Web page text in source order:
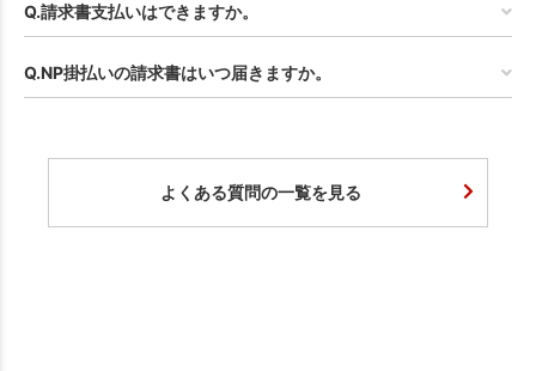
Q.請求書支払いはできますか。
Q.NP掛払いの請求書はいつ届きますか。
よくある質問の一覧を見る